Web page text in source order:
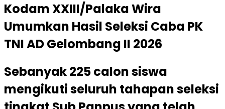
Kodam XXIII/Palaka Wira
Umumkan Hasil Seleksi Caba PK
TNI AD Gelombang II 2026
Sebanyak 225 calon siswa
mengikuti seluruh tahapan seleksi